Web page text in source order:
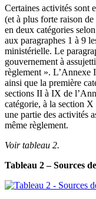
Certaines activités sont
(et à plus forte raison de
en deux catégories
aux paragraphes 1 à 9
ministérielle. Le
gouvernement à
règlement ». L’Annexe
ainsi que la première
sections II à IX de
catégorie, à la section
une partie des activités
même règlement.
Voir tableau 2.
Tableau 2 – Sources